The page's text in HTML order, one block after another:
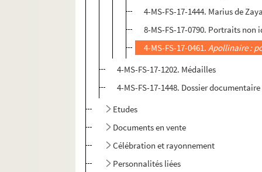
4-MS-FS-17-1444. Marius de
8-MS-FS-17-0790. Portraits non
4-MS-FS-17-0461.Apollinaire :
4-MS-FS-17-1202. Médailles
4-MS-FS-17-1448. Dossier documentaire
Etudes
Documents en vente
Célébration et rayonnement
Personnalités liées